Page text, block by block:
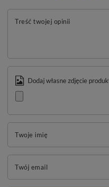
Treść twojej opinii
Dodaj własne zdjęcie
Twoje imię
Twój email